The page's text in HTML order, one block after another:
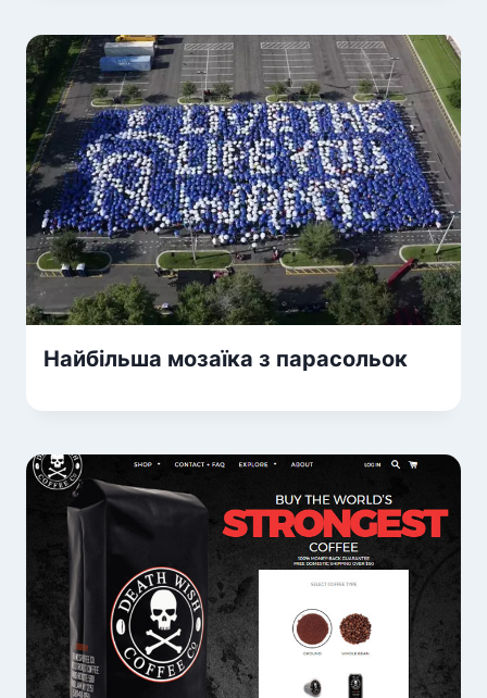
Найбільша мозаїка з парасольок